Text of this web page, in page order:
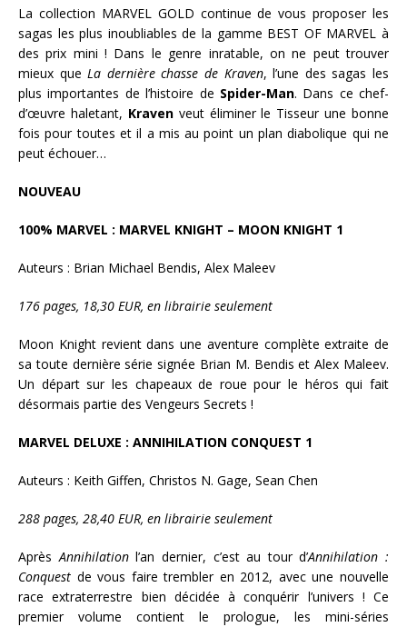
La collection MARVEL GOLD continue de vous proposer les
sagas les plus inoubliables de la gamme BEST OF MARVEL à
des prix mini ! Dans le genre inratable, on ne peut trouver
mieux queLa dernière chasse de Kraven, l’une des sagas les
plus importantes de l’histoire de Spider-Man. Dans ce chef-
d’œuvre haletant, Kravenveut éliminer le Tisseur une bonne
fois pour toutes et il a mis au point un plan diabolique qui ne
peut échouer…
NOUVEAU
100% MARVEL : MARVEL KNIGHT – MOON KNIGHT 1
Auteurs : Brian Michael Bendis, Alex Maleev
176 pages, 18,30 EUR, en librairie seulement
Moon Knight revient dans une aventure complète extraite de
sa toute dernière série signée Brian M. Bendis et Alex Maleev.
Un départ sur les chapeaux de roue pour le héros qui fait
désormais partie des Vengeurs Secrets !
MARVEL DELUXE : ANNIHILATION CONQUEST 1
Auteurs : Keith Giffen, Christos N. Gage, Sean Chen
288 pages, 28,40 EUR, en librairie seulement
AprèsAnnihilationl’an dernier, c’est au tour d’Annihilation :
Conquest de vous faire trembler en 2012, avec une nouvelle
race extraterrestre bien décidée à conquérir l’univers ! Ce
premier volume contient le prologue, les mini-séries